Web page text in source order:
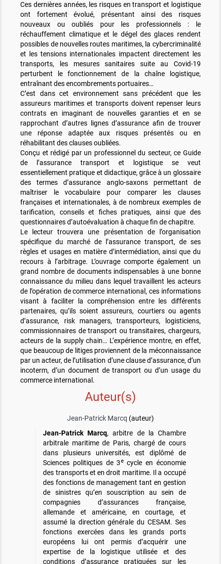
Ces dernières années, les risques en transport et logistique
ont fortement évolué, présentant ainsi des risques
nouveaux ou oubliés pour les professionnels : le
réchauffement climatique et le dégel des glaces rendent
possibles de nouvelles routes maritimes, la cybercriminalité
et les tensions internationales impactent directement les
transports, les mesures sanitaires suite au Covid-19
perturbent le fonctionnement de la chaîne logistique,
entraînant des encombrements portuaires…
C’est dans cet environnement sans précédent que les
assureurs maritimes et transports doivent repenser leurs
contrats en imaginant de nouvelles garanties et en se
rapprochant d’autres lignes d’assurance afin de trouver
une réponse adaptée aux risques présentés ou en
réhabilitant des clauses oubliées.
Conçu et rédigé par un professionnel du secteur, ce Guide
de l’assurance transport et logistique se veut
essentiellement pratique et didactique, grâce à un glossaire
des termes d’assurance anglo-saxons permettant de
maîtriser le vocabulaire pour comparer les clauses
françaises et internationales, à de nombreux exemples de
tarification, conseils et fiches pratiques, ainsi que des
questionnaires d’autoévaluation à chaque fin de chapitre.
Le lecteur trouvera une présentation de l’organisation
spécifique du marché de l’assurance transport, de ses
règles et usages en matière d’intermédiation, ainsi que du
recours à l’arbitrage. L’ouvrage comporte également un
grand nombre de documents indispensables à une bonne
connaissance du milieu dans lequel travaillent les acteurs
de l’opération de commerce international, ces informations
visant à faciliter la compréhension entre les différents
partenaires, qu’ils soient assureurs, courtiers ou agents
d’assurance, risk managers, transporteurs, logisticiens,
commissionnaires de transport ou transitaires, chargeurs,
acteurs de la supply chain… L’expérience montre, en effet,
que beaucoup de litiges proviennent de la méconnaissance
par un acteur, de l’utilisation d’une clause d’assurance, d’un
incoterm, d’un document de transport ou d’un usage du
commerce international.
Auteur(s)
Jean-Patrick Marcq (auteur)
Jean-Patrick Marcq, arbitre de la Chambre
arbitrale maritime de Paris, chargé de cours
dans plusieurs universités, est diplômé de
Sciences politiques de 3ecycle en économie
des transports et en droit maritime. Il a occupé
des fonctions de management tant en gestion
de sinistres qu’en souscription au sein de
compagnies d’assurances française,
allemande et américaine, en courtage, et
assumé la direction générale du CESAM. Ses
fonctions exercées dans les grands ports
européens lui ont permis d’acquérir une
expertise de la logistique utilisée et des
conditions d’assurance pratiquées sur les